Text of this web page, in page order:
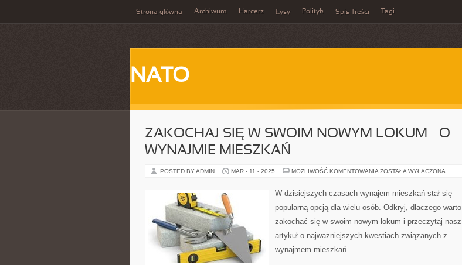
Strona główna Archiwum Harcerz Łysy Polityk Spis Treści Tagi
NATO
ZAKOCHAJ SIĘ W SWOIM NOWYM LOKUM – O
WYNAJMIE MIESZKAŃ
POSTED BY ADMIN MAR - 11 - 2025 MOŻLIWOŚĆ KOMENTOWANIA ZAKOCHAJ
SWOIM
NOWYM
–
WYNAJMIE
ZOSTAŁA WYŁĄCZONA
W dzisiejszych czasach wynajem mieszkań stał się
popularną opcją dla wielu osób. Odkryj, dlaczego warto
zakochać się w swoim nowym lokum i przeczytaj nasz
artykuł o najważniejszych kwestiach związanych z
wynajmem mieszkań.